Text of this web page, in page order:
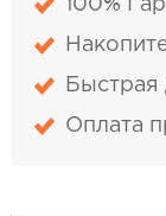
100%
Быстрая
Оплата